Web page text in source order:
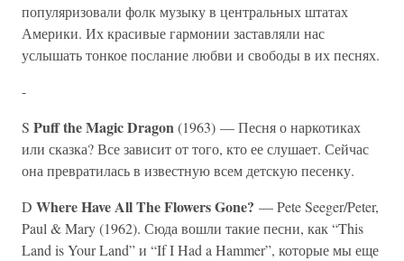
популяризовали фолк музыку в центральных штатах
Америки. Их красивые гармонии заставляли нас
услышать тонкое послание любви и свободы в их песнях.
-
S Puff the Magic Dragon(1963) — Песня о наркотиках
или сказка? Все зависит от того, кто ее слушает. Сейчас
она превратилась в известную всем детскую песенку.
D Where Have All The Flowers Gone? — Pete Seeger/Peter,
Paul & Mary (1962). Сюда вошли такие песни, как “This
Land is Your Land” и “If I Had a Hammer”, которые мы еще